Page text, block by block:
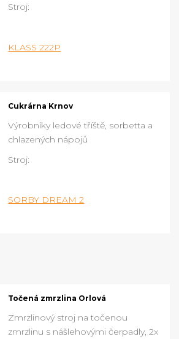
Stroj:
KLASS 222P
Cukrárna Krnov
Výrobníky ledové tříště, sorbetta a
chlazených nápojů
Stroj:
SORBY DREAM 2
Točená zmrzlina Orlová
Zmrzlinový stroj na točenou
zmrzlinu s nášlehovými čerpadly, 2x